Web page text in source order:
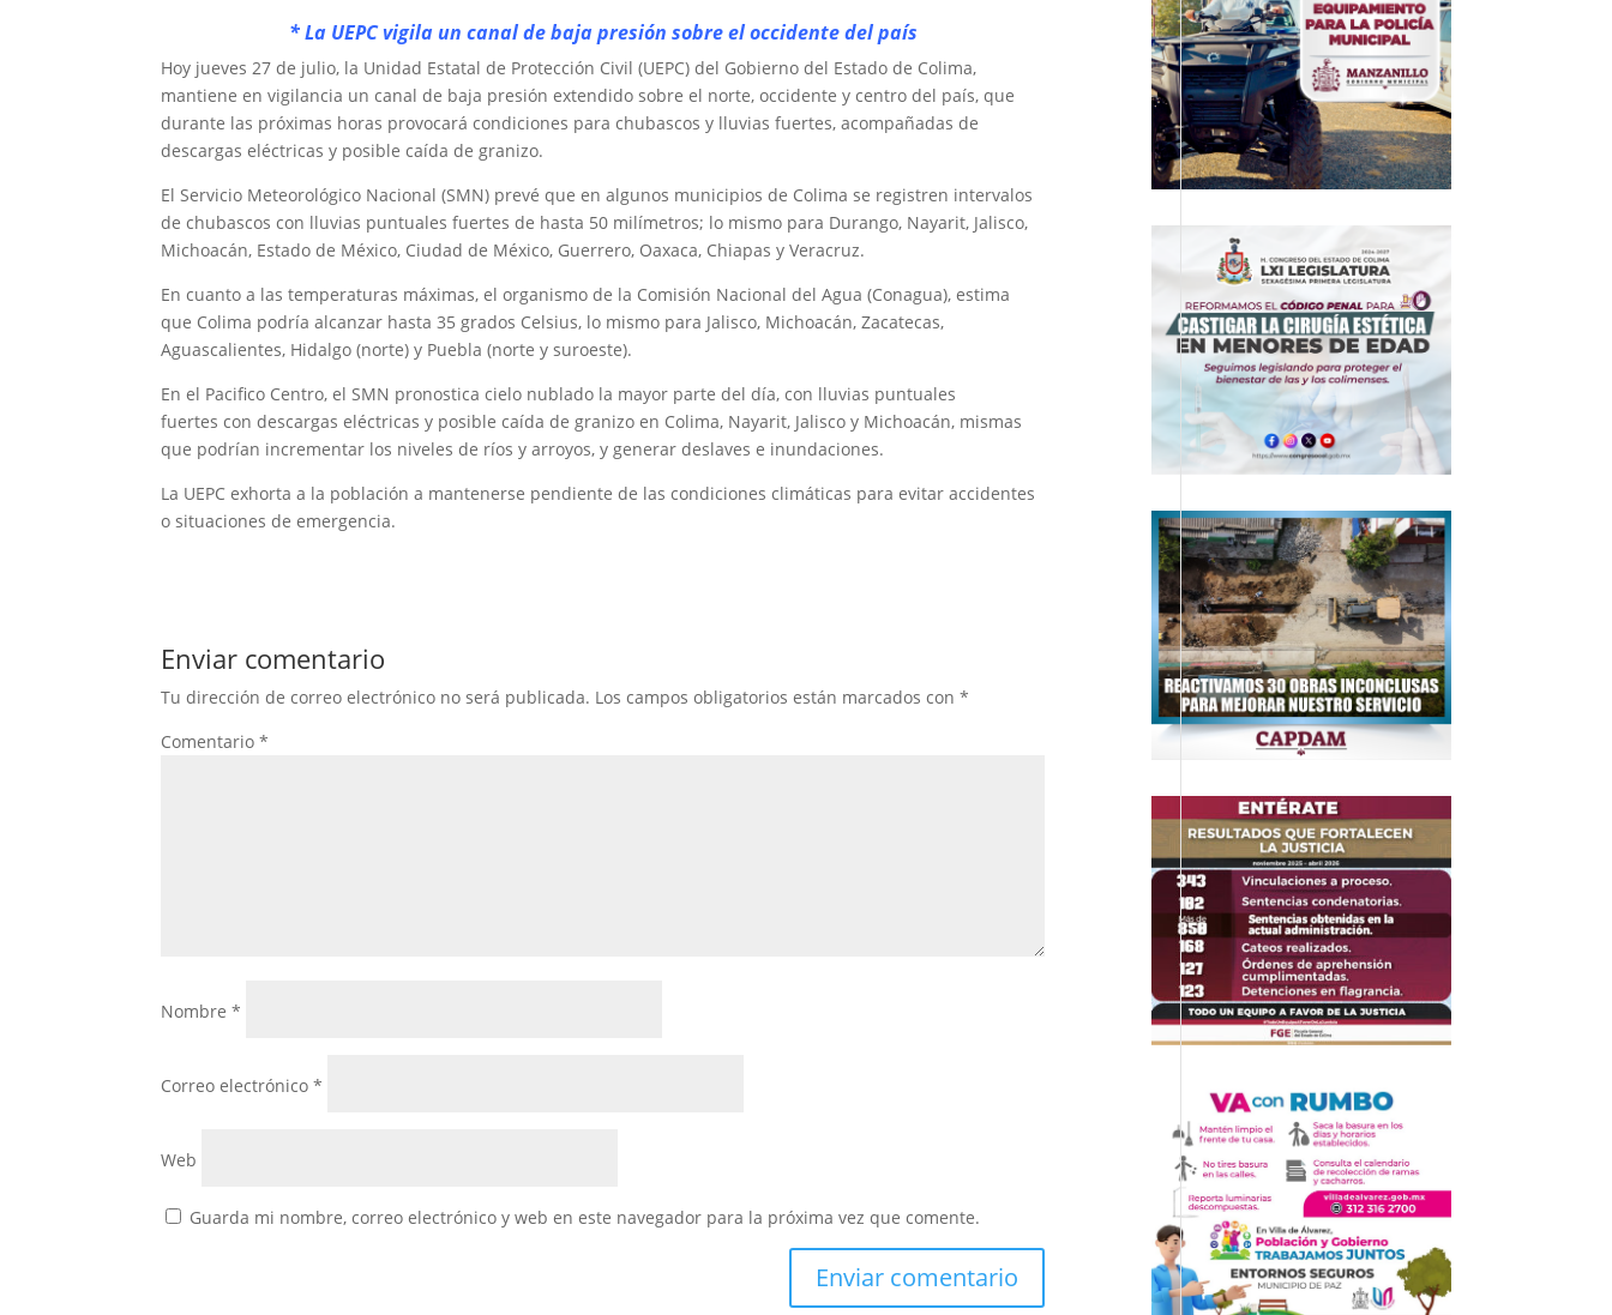
* La UEPC vigila un canal de baja presión sobre el occidente del país
Hoy jueves 27 de julio, la Unidad Estatal de Protección Civil (UEPC) del Gobierno del Estado de Colima,
mantiene en vigilancia un canal de baja presión extendido sobre el norte, occidente y centro del país, que
durante las próximas horas provocará condiciones para chubascos y lluvias fuertes, acompañadas de
descargas eléctricas y posible caída de granizo.
El Servicio Meteorológico Nacional (SMN) prevé que en algunos municipios de Colima se registren intervalos
de chubascos con lluvias puntuales fuertes de hasta 50 milímetros; lo mismo para Durango, Nayarit, Jalisco,
Michoacán, Estado de México, Ciudad de México, Guerrero, Oaxaca, Chiapas y Veracruz.
En cuanto a las temperaturas máximas, el organismo de la Comisión Nacional del Agua (Conagua), estima
que Colima podría alcanzar hasta 35 grados Celsius, lo mismo para Jalisco, Michoacán, Zacatecas,
Aguascalientes, Hidalgo (norte) y Puebla (norte y suroeste).
En el Pacifico Centro, el SMN pronostica cielo nublado la mayor parte del día, con lluvias puntuales
fuertes con descargas eléctricas y posible caída de granizo en Colima, Nayarit, Jalisco y Michoacán, mismas
que podrían incrementar los niveles de ríos y arroyos, y generar deslaves e inundaciones.
La UEPC exhorta a la población a mantenerse pendiente de las condiciones climáticas para evitar accidentes
o situaciones de emergencia.
Enviar comentario
Tu dirección de correo electrónico no será publicada. Los campos obligatorios están marcados con*
Comentario*
Nombre*
Correo electrónico*
Web
Guarda mi nombre, correo electrónico y web en este navegador para la próxima vez que comente.